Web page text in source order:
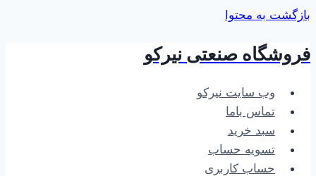
بازگشت به محتوا
فروشگاه صنعتی نیرکو
وب سایت نیرکو
تماس باما
سبد خرید
تسویه حساب
حساب کاربری